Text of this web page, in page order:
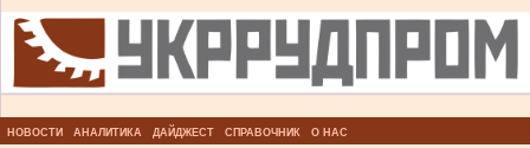
НОВОСТИ АНАЛИТИКА ДАЙДЖЕСТ СПРАВОЧНИК О НАС